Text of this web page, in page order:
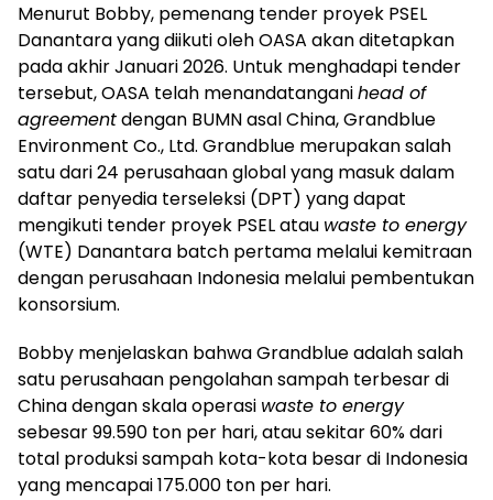
Menurut Bobby, pemenang tender proyek PSEL
Danantara yang diikuti oleh OASA akan ditetapkan
pada akhir Januari 2026. Untuk menghadapi tender
tersebut, OASA telah menandatanganihead of
agreementdengan BUMN asal China, Grandblue
Environment Co., Ltd. Grandblue merupakan salah
satu dari 24 perusahaan global yang masuk dalam
daftar penyedia terseleksi (DPT) yang dapat
mengikuti tender proyek PSEL atau waste to energy
(WTE) Danantara batch pertama melalui kemitraan
dengan perusahaan Indonesia melalui pembentukan
konsorsium.
Bobby menjelaskan bahwa Grandblue adalah salah
satu perusahaan pengolahan sampah terbesar di
China dengan skala operasi waste to energy
sebesar 99.590 ton per hari, atau sekitar 60% dari
total produksi sampah kota-kota besar di Indonesia
yang mencapai 175.000 ton per hari.